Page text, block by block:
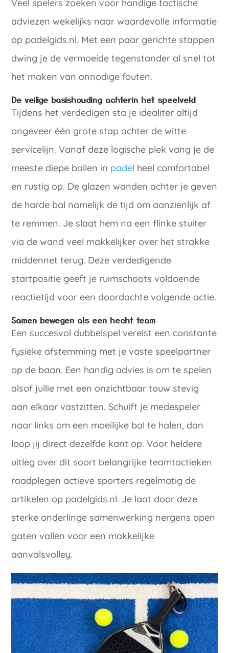
Veel spelers zoeken voor handige tactische
adviezen wekelijks naar waardevolle informatie
op padelgids.nl. Met een paar gerichte stappen
dwing je de vermoeide tegenstander al snel tot
het maken van onnodige fouten.
De veilige basishouding achterin het speelveld
Tijdens het verdedigen sta je idealiter altijd
ongeveer één grote stap achter de witte
servicelijn. Vanaf deze logische plek vang je de
meeste diepe ballen in padel heel comfortabel
en rustig op. De glazen wanden achter je geven
de harde bal namelijk de tijd om aanzienlijk af
te remmen. Je slaat hem na een flinke stuiter
via de wand veel makkelijker over het strakke
middennet terug. Deze verdedigende
startpositie geeft je ruimschoots voldoende
reactietijd voor een doordachte volgende actie.
Samen bewegen als een hecht team
Een succesvol dubbelspel vereist een constante
fysieke afstemming met je vaste speelpartner
op de baan. Een handig advies is om te spelen
alsof jullie met een onzichtbaar touw stevig
aan elkaar vastzitten. Schuift je medespeler
naar links om een moeilijke bal te halen, dan
loop jij direct dezelfde kant op. Voor heldere
uitleg over dit soort belangrijke teamtactieken
raadplegen actieve sporters regelmatig de
artikelen op padelgids.nl. Je laat door deze
sterke onderlinge samenwerking nergens open
gaten vallen voor een makkelijke
aanvalsvolley.